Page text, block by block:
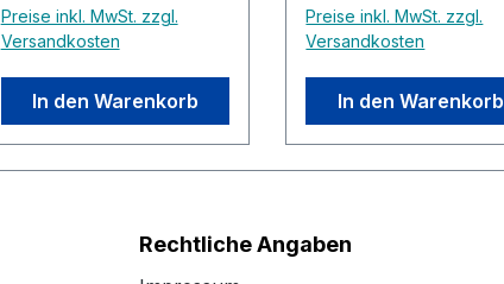
Preise inkl. MwSt. zzgl.
Versandkosten
In den Warenkorb
Preise inkl. MwSt. zzgl.
Versandkosten
In den Warenkorb
Rechtliche Angaben